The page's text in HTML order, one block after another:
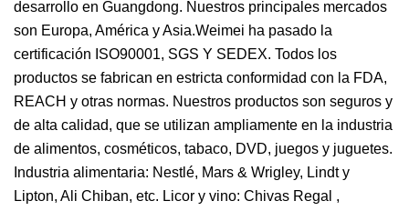
desarrollo en Guangdong. Nuestros principales mercados
son Europa, América y Asia.Weimei ha pasado la
certificación ISO90001, SGS Y SEDEX. Todos los
productos se fabrican en estricta conformidad con la FDA,
REACH y otras normas. Nuestros productos son seguros y
de alta calidad, que se utilizan ampliamente en la industria
de alimentos, cosméticos, tabaco, DVD, juegos y juguetes.
Industria alimentaria: Nestlé, Mars & Wrigley, Lindt y
Lipton, Ali Chiban, etc. Licor y vino: Chivas Regal ,